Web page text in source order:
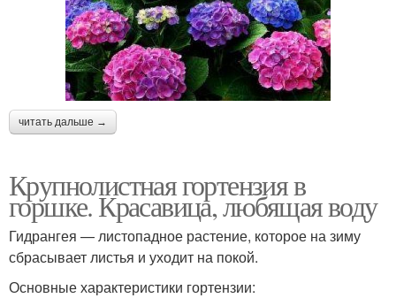
читать дальше →
Крупнолистная гортензия в
горшке. Красавица, любящая воду
Гидрангея — листопадное растение, которое на зиму
сбрасывает листья и уходит на покой.
Основные характеристики гортензии: